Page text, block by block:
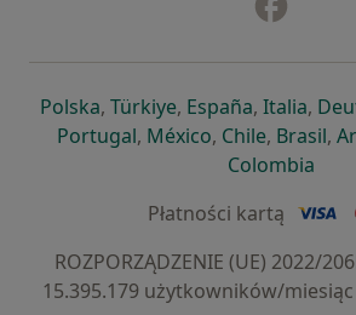
Polskaotwiera się w nowej karcie
, Türkiyeotwiera się w
, Españaotwiera
, Italia,
Portugalotwiera się w nowej
, Méxicootwiera się w
, Chileotwiera
, Brasil,
Colombia
Płatności kartą
ROZPORZĄDZENIE (UE) 2022/
15.395.179 użytkowników/